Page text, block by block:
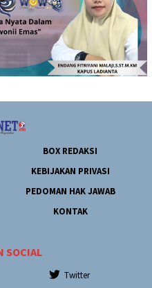
BOX REDAKSI
KEBIJAKAN PRIVASI
PEDOMAN HAK JAWAB
KONTAK
SOCIAL
Twitter